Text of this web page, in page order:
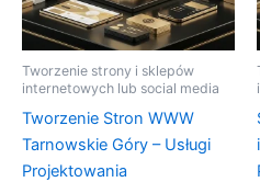
Tworzenie strony i sklepów
internetowych lub social media
Tworzenie Stron WWW
Tarnowskie Góry – Usługi
Projektowania